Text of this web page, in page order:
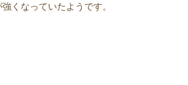
くなっていたようです。